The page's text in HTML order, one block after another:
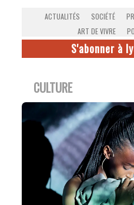
ACTUALITÉS SOCIÉTÉ
ART DE VIVRE
S'abonner à
CULTURE